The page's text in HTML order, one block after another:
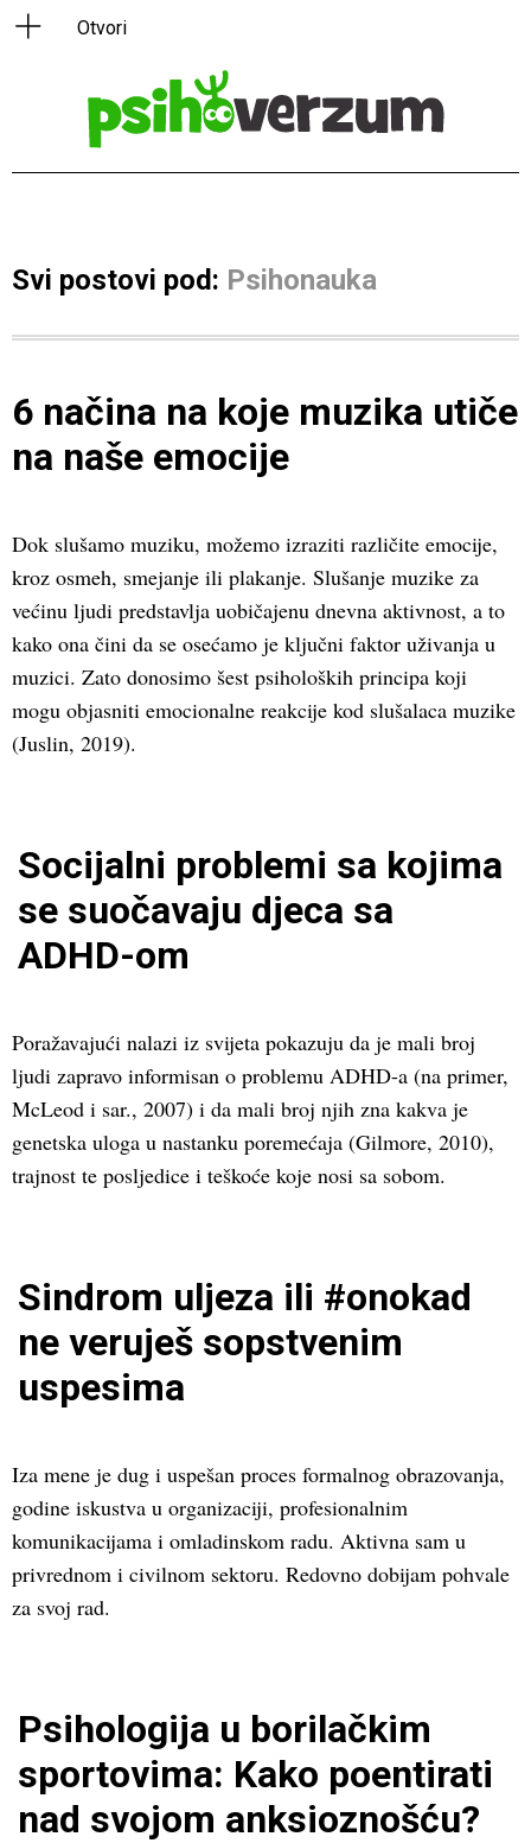
Svi postovi pod: Psihonauka
6 načina na koje muzika utiče
na naše emocije
Dok slušamo muziku, možemo izraziti različite emocije,
kroz osmeh, smejanje ili plakanje. Slušanje muzike za
većinu ljudi predstavlja uobičajenu dnevna aktivnost, a to
kako ona čini da se osećamo je ključni faktor uživanja u
muzici. Zato donosimo šest psiholoških principa koji
mogu objasniti emocionalne reakcije kod slušalaca muzike
(Juslin, 2019).
Socijalni problemi sa kojima
se suočavaju djeca sa
ADHD-om
Poražavajući nalazi iz svijeta pokazuju da je mali broj
ljudi zapravo informisan o problemu ADHD-a (na primer,
McLeod i sar., 2007) i da mali broj njih zna kakva je
genetska uloga u nastanku poremećaja (Gilmore, 2010),
trajnost te posljedice i teškoće koje nosi sa sobom.
Sindrom uljeza ili #onokad
ne veruješ sopstvenim
uspesima
Iza mene je dug i uspešan proces formalnog obrazovanja,
godine iskustva u organizaciji, profesionalnim
komunikacijama i omladinskom radu. Aktivna sam u
privrednom i civilnom sektoru. Redovno dobijam pohvale
za svoj rad.
Psihologija u borilačkim
sportovima: Kako poentirati
nad svojom anksioznošću?